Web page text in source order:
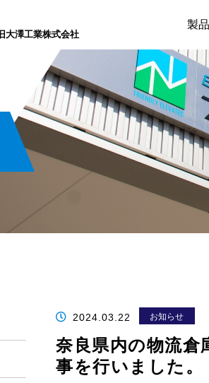
旧大澤工業株式会社
製
ホームエ
小型エ
乗用エ
荷物用エ
段差
いす式
2024.03.22 お知らせ
奈良県内の物流倉
事を行いました。